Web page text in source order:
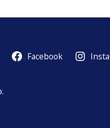
Facebook